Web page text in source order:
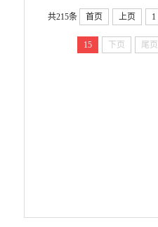
共215条 首页 上页 1
15 下页 尾页